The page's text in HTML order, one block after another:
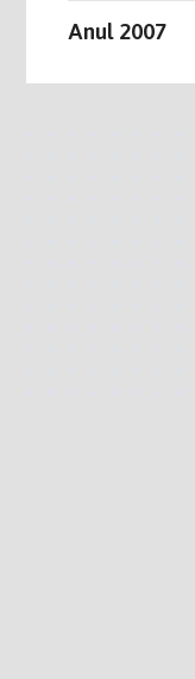
Anul 2007